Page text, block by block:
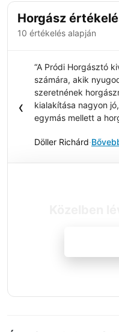
Horgász
10 értékelés alapján
‹
“A Pródi Horgásztó
számára, akik
szeretnének
kialakítása nagyon
egymás mellett a
és változatos, ami
Döller Richárd·